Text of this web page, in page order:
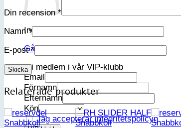
Inga produkter i varukorgen.
Gå tillbaka till butiken
Bli medlem i vår VIP-klubb
Email
Förnamn
Efternamn
Kön
Jag accepterar integritetspolicyn
Din recension*
Namn*
E-post*
Relaterade produkter
Snabbkoll
Snabbkoll